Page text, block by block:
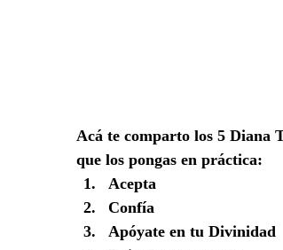
Acá te comparto los 5 Diana
que los pongas en práctica:
Acepta
Confía
Apóyate en tu Divinidad